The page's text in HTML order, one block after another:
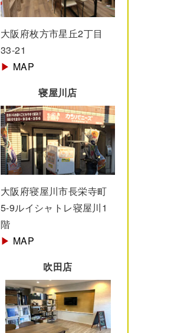
大阪府枚方市星丘2丁目
33-21
▶︎ MAP
寝屋川店
大阪府寝屋川市長栄寺町
5-9ルイシャトレ寝屋川1
階
▶︎ MAP
吹田店